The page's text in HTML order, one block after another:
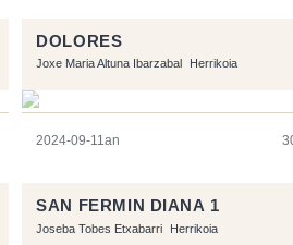
DOLORES
Joxe Maria Altuna Ibarzabal Herrikoia
2024-09-11an
SAN FERMIN DIANA 1
Joseba Tobes Etxabarri Herrikoia